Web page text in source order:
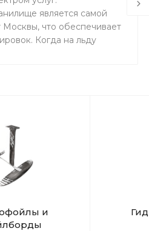
является самой
Москвы, что обеспечивает
Когда на льду
и